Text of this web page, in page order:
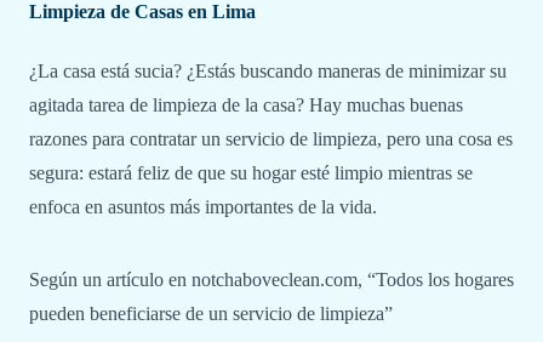
Limpieza de Casas en Lima
¿La casa está sucia? ¿Estás buscando maneras de minimizarsu
agitada tarea de limpieza de la casa? Hay muchas buenas
razones para contratar un servicio de limpieza, pero una cosa es
segura: estará feliz de que su hogar esté limpio mientras se
enfoca en asuntos más importantes de la vida.
Según un artículo en notchaboveclean.com, “Todos los hogares
pueden beneficiarse de un servicio de limpieza”